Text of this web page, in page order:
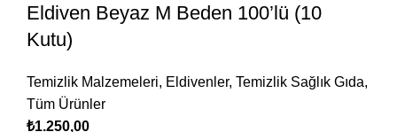
Eldiven Beyaz M Beden 100’lü (10
Kutu)
Temizlik Malzemeleri, Eldivenler, Temizlik Sağlık Gıda,
Tüm Ürünler
₺1.250,00